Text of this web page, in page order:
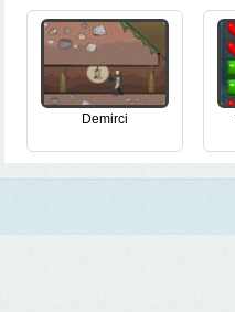
Demirci